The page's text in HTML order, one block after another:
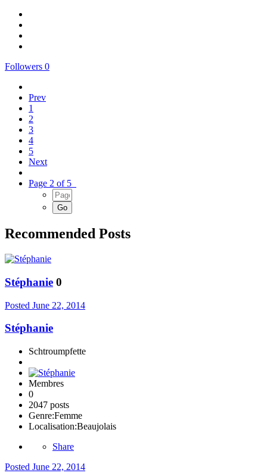
Followers 0
Prev
1
2
3
4
5
Next
Page 2 of 5
Recommended Posts
Stéphanie 0
Posted June 22, 2014
Stéphanie
Schtroumpfette
Membres
0
2047 posts
Genre:Femme
Localisation:Beaujolais
Share
Posted June 22, 2014